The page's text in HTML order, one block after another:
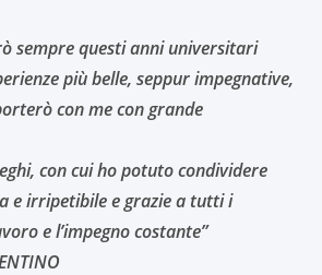
sempre questi anni universitari
più belle, seppur impegnative,
con me con grande
con cui ho potuto condividere
e irripetibile e grazie a tutti i
e l’impegno costante”